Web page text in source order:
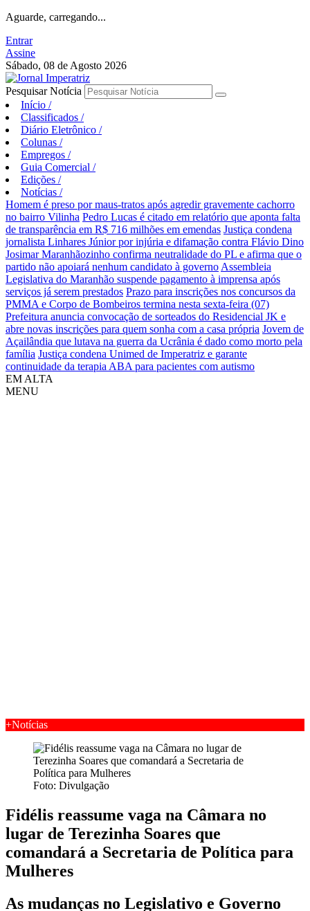
Aguarde, carregando...
Entrar
Assine
Sábado, 08 de Agosto 2026
Pesquisar Notícia
Início /
Classificados /
Diário Eletrônico /
Colunas /
Empregos /
Guia Comercial /
Edições /
Notícias /
Homem é preso por maus-tratos após agredir gravemente cachorro
no bairro Vilinha Pedro Lucas é citado em relatório que aponta falta
de transparência em R$ 716 milhões em emendas Justiça condena
jornalista Linhares Júnior por injúria e difamação contra Flávio Dino
Josimar Maranhãozinho confirma neutralidade do PL e afirma que o
partido não apoiará nenhum candidato à governo Assembleia
Legislativa do Maranhão suspende pagamento à imprensa após
serviços já serem prestados Prazo para inscrições nos concursos da
PMMA e Corpo de Bombeiros termina nesta sexta-feira (07)
Prefeitura anuncia convocação de sorteados do Residencial JK e
abre novas inscrições para quem sonha com a casa própria Jovem de
Açailândia que lutava na guerra da Ucrânia é dado como morto pela
família Justiça condena Unimed de Imperatriz e garante
continuidade da terapia ABA para pacientes com autismo
EM ALTA
MENU
+Notícias
Foto: Divulgação
Fidélis reassume vaga na Câmara no
lugar de Terezinha Soares que
comandará a Secretaria de Política para
Mulheres
As mudanças no Legislativo e Governo